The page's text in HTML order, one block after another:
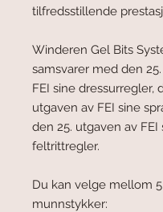
tilfredsstillende
Winderen Gel Bits
samsvarer med den
FEI sine dressurregler,
utgaven av FEI sine
den 25. utgaven av FEI
feltrittregler.
Du kan velge mellom 5
munnstykker: